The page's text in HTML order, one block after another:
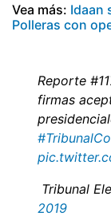
Vea más: Idaan
Polleras con
Reporte
firmas
 Tribunal
2019